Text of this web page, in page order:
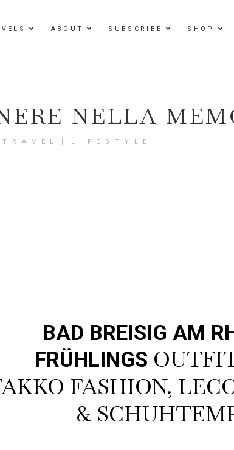
ABOUT SUBSCRIBE SHOP
NELLA
TRAVEL〡LIFESTYLE
BAD BREISIG AM
FRÜHLINGS
FASHION,
&